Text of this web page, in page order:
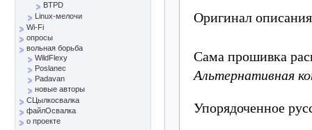
Оригинал
Сама прошивка
Альтернативная
Упорядоченное
BTPD
Linux-мелочи
Wi-Fi
опросы
вольная борьба
WildFlexy
Poslanec
Padavan
новые авторы
СЦылкосвалка
файлОсвалка
о проекте